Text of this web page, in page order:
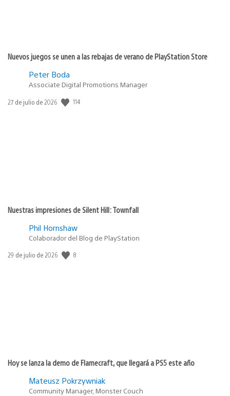
Nuevos juegos se unen a las rebajas de verano de PlayStation Store
Peter Boda
Associate Digital Promotions Manager
Fecha
27 de julio de 2026 114
Nuestras impresiones de Silent Hill: Townfall
Phil Hornshaw
Colaborador del Blog de PlayStation
Fecha
29 de julio de 2026 8
Hoy se lanza la demo de Flamecraft, que llegará a PS5 este año
Mateusz Pokrzywniak
Community Manager, Monster Couch